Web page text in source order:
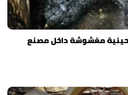
مغشوشة داخل مصنع